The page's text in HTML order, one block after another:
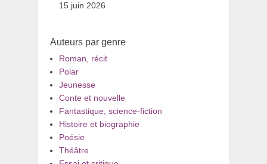
15 juin 2026
Auteurs par genre
Roman, récit
Polar
Jeunesse
Conte et nouvelle
Fantastique, science-fiction
Histoire et biographie
Poésie
Théâtre